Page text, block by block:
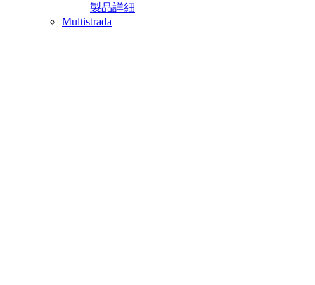
製品詳細
Multistrada